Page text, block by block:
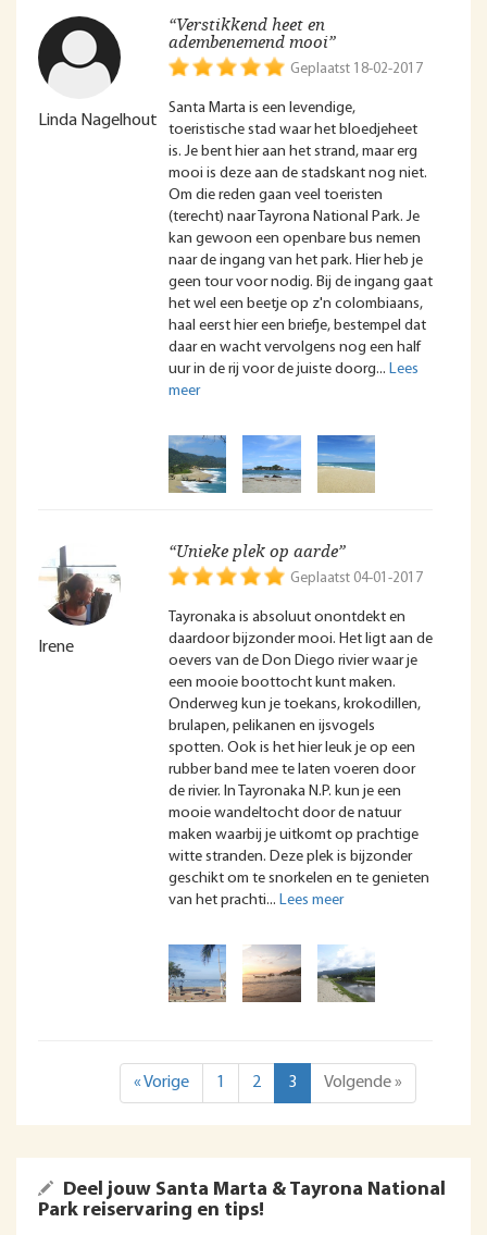
Linda Nagelhout
“Verstikkend heet en
adembenemend mooi”
Geplaatst 18-02-2017
Santa Marta is een levendige,
toeristische stad waar het bloedjeheet
is. Je bent hier aan het strand, maar erg
mooi is deze aan de stadskant nog niet.
Om die reden gaan veel toeristen
(terecht) naar Tayrona National Park. Je
kan gewoon een openbare bus nemen
naar de ingang van het park. Hier heb je
geen tour voor nodig. Bij de ingang gaat
het wel een beetje op z'n colombiaans,
haal eerst hier een briefje, bestempel dat
daar en wacht vervolgens nog een half
uur in de rij voor de juiste doorg
Irene
“Unieke plek op aarde”
Geplaatst 04-01-2017
Tayronaka is absoluut onontdekt en
daardoor bijzonder mooi. Het ligt aan de
oevers van de Don Diego rivier waar je
een mooie boottocht kunt maken.
Onderweg kun je toekans, krokodillen,
brulapen, pelikanen en ijsvogels
spotten. Ook is het hier leuk je op een
rubber band mee te laten voeren door
de rivier. In Tayronaka N.P. kun je een
mooie wandeltocht door de natuur
maken waarbij je uitkomt op prachtige
witte stranden. Deze plek is bijzonder
geschikt om te snorkelen en te genieten
van het prachti
« Vorige 1 2 3 Volgende »
Deel jouw Santa Marta & Tayrona National
Park reiservaring en tips!